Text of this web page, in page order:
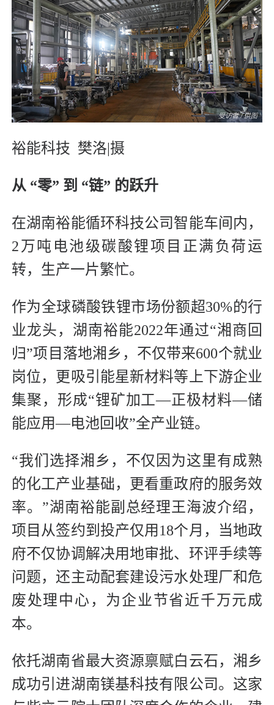
裕能科技 樊洛|摄
从 “零” 到 “链” 的跃升
在湖南裕能循环科技公司智能车间内，
2万吨电池级碳酸锂项目正满负荷运
转，生产一片繁忙。
作为全球磷酸铁锂市场份额超30%的行
业龙头，湖南裕能2022年通过“湘商回
归”项目落地湘乡，不仅带来600个就业
岗位，更吸引能星新材料等上下游企业
集聚，形成“锂矿加工—正极材料—储
能应用—电池回收”全产业链。
“我们选择湘乡，不仅因为这里有成熟
的化工产业基础，更看重政府的服务效
率。”湖南裕能副总经理王海波介绍，
项目从签约到投产仅用18个月，当地政
府不仅协调解决用地审批、环评手续等
问题，还主动配套建设污水处理厂和危
废处理中心，为企业节省近千万元成
本。
依托湖南省最大资源禀赋白云石，湘乡
成功引进湖南镁基科技有限公司。这家